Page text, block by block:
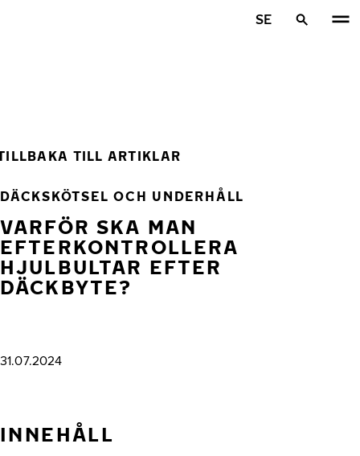
SE
TILL ARTIKLAR
DÄCKSKÖTSEL OCH UNDERHÅLL
VARFÖR SKA MAN
EFTERKONTROLLERA
HJULBULTAR EFTER
DÄCKBYTE?
31.07.2024
INNEHÅLL